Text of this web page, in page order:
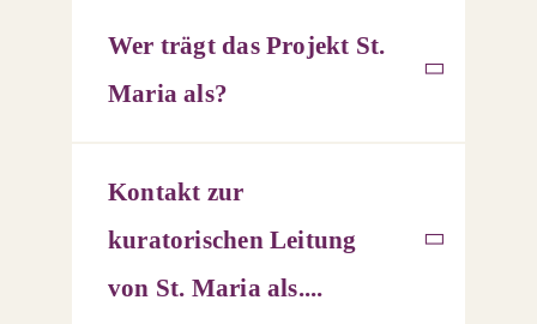
Wer trägt das Projekt St.
Maria als?
Kontakt zur
kuratorischen Leitung
von St. Maria als....